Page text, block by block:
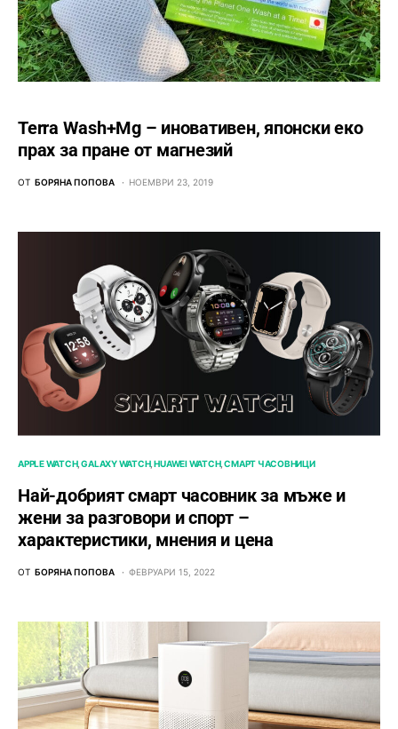
Terra Wash+Mg – иновативен, японски еко
прах за пране от магнезий
ОТ БОРЯНА ПОПОВА НОЕМВРИ 23, 2019
APPLE WATCH GALAXY WATCH HUAWEI WATCH СМАРТ ЧАСОВНИЦИ
Най-добрият смарт часовник за мъже и
жени за разговори и спорт –
характеристики, мнения и цена
ОТ БОРЯНА ПОПОВА ФЕВРУАРИ 15, 2022